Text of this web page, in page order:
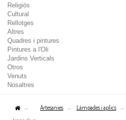
Religiós
Cultural
Rellotges
Altres
Quadres i pintures
Pintures a l'Oli
Jardins Verticals
Otros
Venuts
Nosaltres
Artesanies Làmpades i aplics